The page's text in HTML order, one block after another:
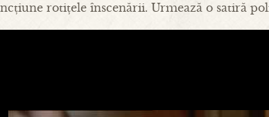
rotițele înscenării. Urmează o satiră